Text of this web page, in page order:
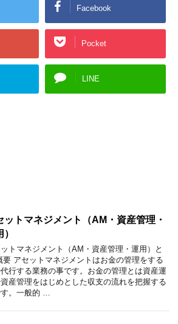
Facebook
Pocket
LINE
ットマネジメント（AM・資産管理・
トマネジメント（AM・資産管理・運用）と
要 アセットマネジメントはお金の管理をする
行する業務の事です。お金の管理とは資産運
産管理をはじめとした収支の流れを把握する
。一般的 …